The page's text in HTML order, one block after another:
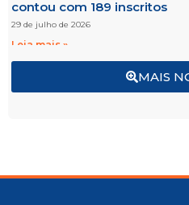
MAIS
contou com 189 inscritos
29 de julho de 2026
Leia mais »